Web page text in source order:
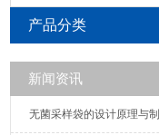
产品分类
新闻资讯
无菌采样袋的设计原理与